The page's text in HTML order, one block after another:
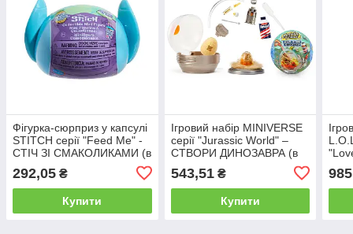
Фігурка-сюрприз у капсулі
STITCH серії "Feed Me" -
СТІЧ ЗІ СМАКОЛИКАМИ (в
292,05 ₴
Купити
Ігровий набір MINIVERSE
серії "Jurassic World" –
СТВОРИ ДИНОЗАВРА (в
543,51₴
Купити